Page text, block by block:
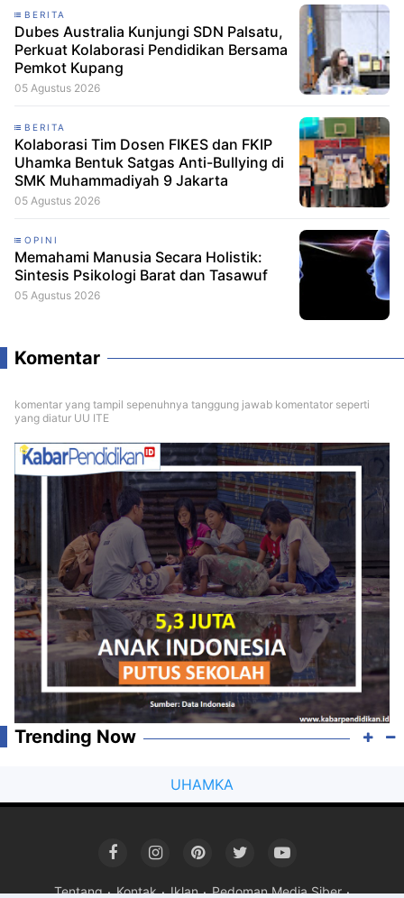
BERITA
Dubes Australia Kunjungi SDN Palsatu,
Perkuat Kolaborasi Pendidikan Bersama
Pemkot Kupang
05 Agustus 2026
BERITA
Kolaborasi Tim Dosen FIKES dan FKIP
Uhamka Bentuk Satgas Anti-Bullying di
SMK Muhammadiyah 9 Jakarta
05 Agustus 2026
OPINI
Memahami Manusia Secara Holistik:
Sintesis Psikologi Barat dan Tasawuf
05 Agustus 2026
Komentar
komentar yang tampil sepenuhnya tanggung jawab komentator seperti
yang diatur UU ITE
Trending Now
UHAMKA
Tentang Kontak Iklan Pedoman Media Siber